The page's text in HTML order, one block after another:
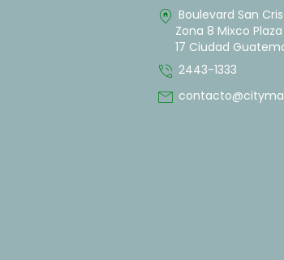
home_pin Boulevard San
Zona 8 Mixco
17 Ciudad
phone_in_talk 2443-1333
mail